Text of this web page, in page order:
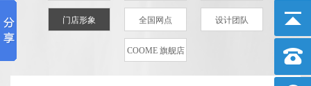
门店形象 全国网点 设计团队
COOME 旗舰店